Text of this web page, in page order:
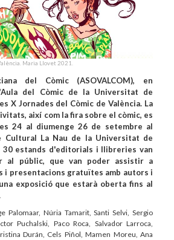
Maria Llovet 2021.
del Còmic (ASOVALCOM), en
del Còmic de la Universitat de
X Jornades del Còmic de València. La
així com la fira sobre el còmic, es
24 al diumenge 26 de setembre al
Cultural La Nau de la Universitat de
30 estands d'editorials i llibreries van
al públic, que van poder assistir a
i presentacions gratuïtes amb autors i
exposició que estarà oberta fins al
Palomaar, Núria Tamarit, Santi Selvi, Sergio
Puchalski, Paco Roca, Salvador Larroca,
Durán, Cels Piñol, Mamen Moreu, Ana